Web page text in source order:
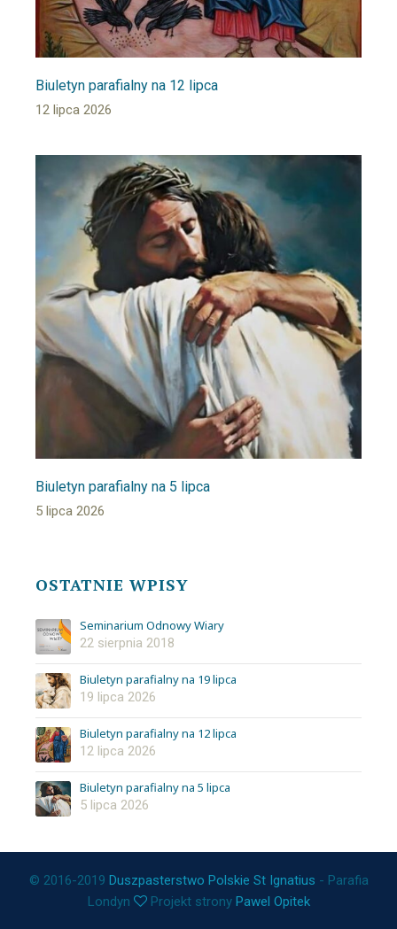
Biuletyn parafialny na 12 lipca
12 lipca 2026
Biuletyn parafialny na 5 lipca
5 lipca 2026
OSTATNIE WPISY
Seminarium Odnowy Wiary
22 sierpnia 2018
Biuletyn parafialny na 19 lipca
19 lipca 2026
Biuletyn parafialny na 12 lipca
12 lipca 2026
Biuletyn parafialny na 5 lipca
5 lipca 2026
© 2016-2019 Duszpasterstwo Polskie St Ignatius - Parafia
Londyn
Projekt strony Pawel Opitek